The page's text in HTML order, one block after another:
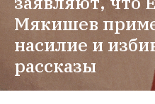
Мякишев
насилие и
рассказы